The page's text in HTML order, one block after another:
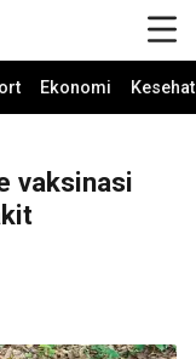
Ekonomi
vaksinasi